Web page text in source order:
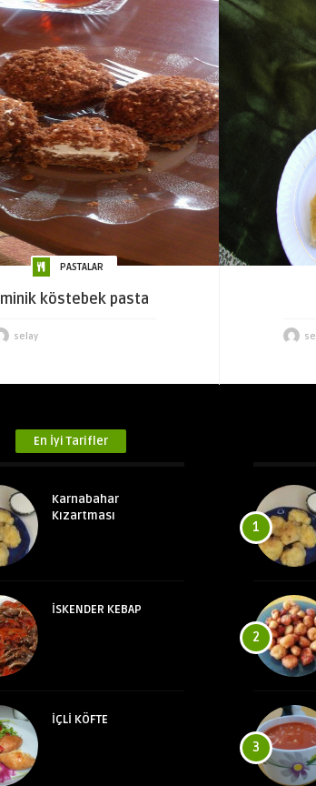
PASTALAR
minik köstebek pasta
selay
En İyi Tarifler
Karnabahar
Kızartması
İSKENDER KEBAP
İÇLİ KÖFTE
1
2
3